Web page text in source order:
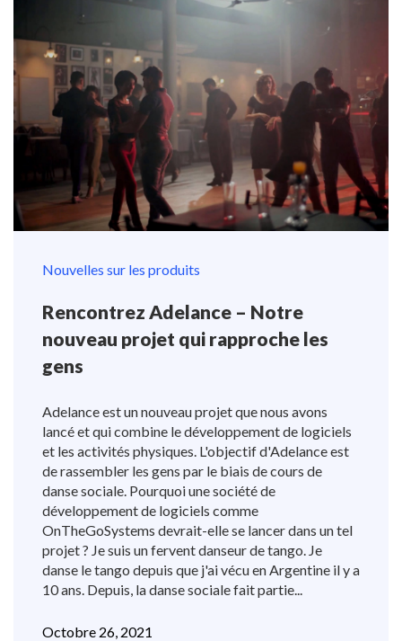
Nouvelles sur les produits
Rencontrez Adelance – Notre
nouveau projet qui rapproche les
gens
Adelance est un nouveau projet que nous avons
lancé et qui combine le développement de logiciels
et les activités physiques. L'objectif d'Adelance est
de rassembler les gens par le biais de cours de
danse sociale. Pourquoi une société de
développement de logiciels comme
OnTheGoSystems devrait-elle se lancer dans un tel
projet ? Je suis un fervent danseur de tango. Je
danse le tango depuis que j'ai vécu en Argentine il y a
10 ans. Depuis, la danse sociale fait partie...
Octobre 26, 2021